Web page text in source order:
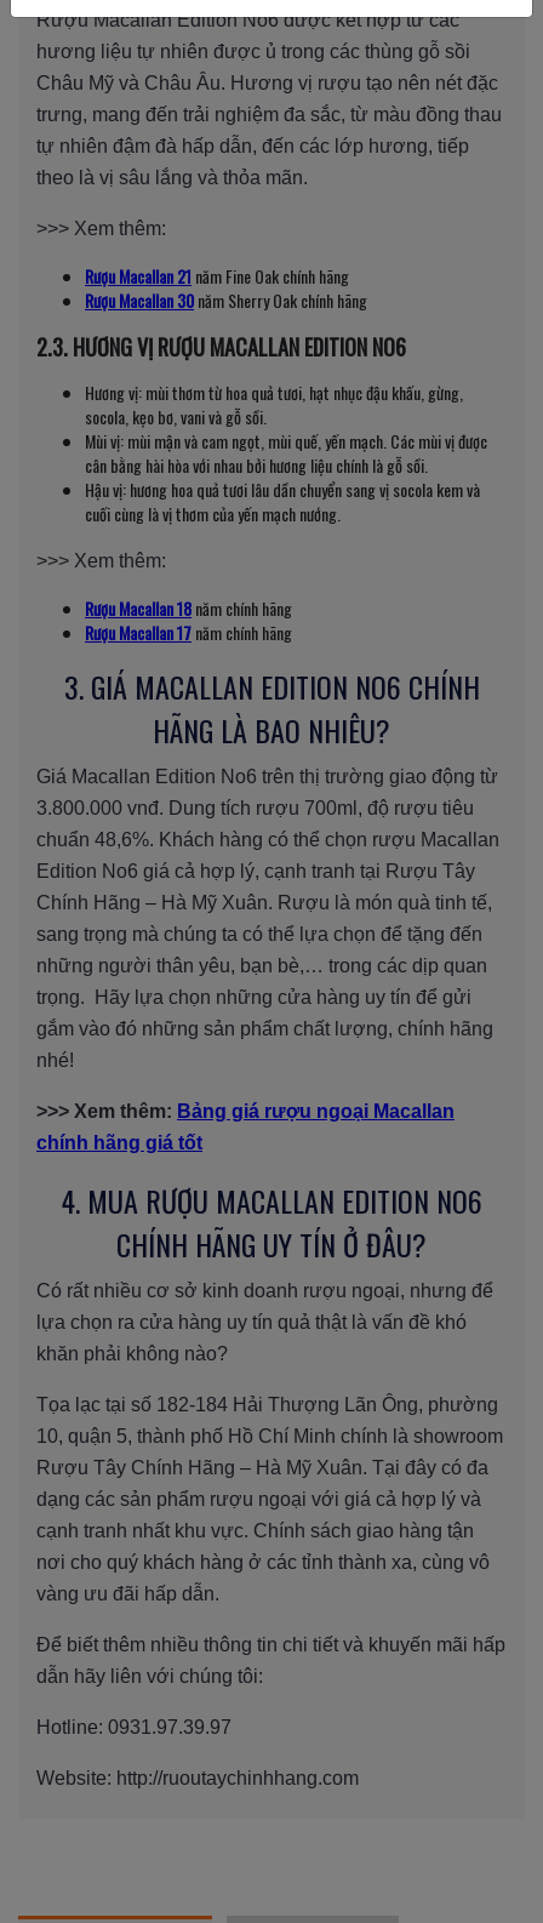
Rượu Macallan Edition No6 được kết hợp từ các
hương liệu tự nhiên được ủ trong các thùng gỗ sồi
Châu Mỹ và Châu Âu. Hương vị rượu tạo nên nét đặc
trưng, mang đến trải nghiệm đa sắc, từ màu đồng thau
tự nhiên đậm đà hấp dẫn, đến các lớp hương, tiếp
theo là vị sâu lắng và thỏa mãn.
>>> Xem thêm:
Rượu Macallan 21 năm Fine Oak chính hãng
Rượu Macallan 30năm Sherry Oak chính hãng
2.3. HƯƠNG VỊ RƯỢU MACALLAN EDITION NO6
Hương vị: mùi thơm từ hoa quả tươi, hạt nhục đậu khấu, gừng,
socola, kẹo bơ, vani và gỗ sồi.
Mùi vị: mùi mận và cam ngọt, mùi quế, yến mạch. Các mùi vị được
cân bằng hài hòa với nhau bởi hương liệu chính là gỗ sồi.
Hậu vị: hương hoa quả tươi lâu dần chuyển sang vị socola kem và
cuối cùng là vị thơm của yến mạch nướng.
>>> Xem thêm:
Rượu Macallan 18năm chính hãng
Rượu Macallan 17năm chính hãng
3. GIÁ MACALLAN EDITION NO6 CHÍNH
HÃNG LÀ BAO NHIÊU?
Giá Macallan Edition No6 trên thị trường giao động từ
3.800.000 vnđ. Dung tích rượu 700ml, độ rượu tiêu
chuẩn 48,6%. Khách hàng có thể chọn rượu Macallan
Edition No6 giá cả hợp lý, cạnh tranh tại Rượu Tây
Chính Hãng – Hà Mỹ Xuân. Rượu là món quà tinh tế,
sang trọng mà chúng ta có thể lựa chọn để tặng đến
những người thân yêu, bạn bè,… trong các dịp quan
trọng. Hãy lựa chọn những cửa hàng uy tín để gửi
gắm vào đó những sản phẩm chất lượng, chính hãng
nhé!
>>> Xem thêm: Bảng giá rượu ngoại Macallan
chính hãng giá tốt
4. MUA RƯỢU MACALLAN EDITION NO6
CHÍNH HÃNG UY TÍN Ở ĐÂU?
Có rất nhiều cơ sở kinh doanh rượu ngoại, nhưng để
lựa chọn ra cửa hàng uy tín quả thật là vấn đề khó
khăn phải không nào?
Tọa lạc tại số 182-184 Hải Thượng Lãn Ông, phường
10, quận 5, thành phố Hồ Chí Minh chính là showroom
Rượu Tây Chính Hãng – Hà Mỹ Xuân. Tại đây có đa
dạng các sản phẩm rượu ngoại với giá cả hợp lý và
cạnh tranh nhất khu vực. Chính sách giao hàng tận
nơi cho quý khách hàng ở các tỉnh thành xa, cùng vô
vàng ưu đãi hấp dẫn.
Để biết thêm nhiều thông tin chi tiết và khuyến mãi hấp
dẫn hãy liên với chúng tôi:
Hotline: 0931.97.39.97
Website: http://ruoutaychinhhang.com